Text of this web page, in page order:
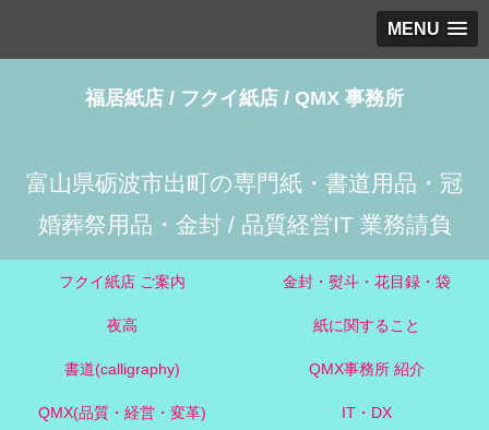
MENU
福居紙店 / フクイ紙店 / QMX 事務所
富山県砺波市出町の専門紙・書道用品・冠
婚葬祭用品・金封 / 品質経営IT 業務請負
フクイ紙店 ご案内 金封・熨斗・花目録・袋
夜高 紙に関すること
書道(calligraphy) QMX事務所 紹介
QMX(品質・経営・変革) IT・DX